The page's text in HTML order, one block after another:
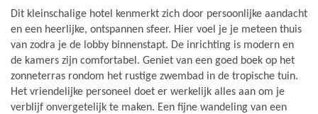
Dit kleinschalige hotel kenmerkt zich door persoonlijke aandacht
en een heerlijke, ontspannen sfeer. Hier voel je je meteen thuis
van zodra je de lobby binnenstapt. De inrichting is modern en
de kamers zijn comfortabel. Geniet van een goed boek op het
zonneterras rondom het rustige zwembad in de tropische tuin.
Het vriendelijke personeel doet er werkelijk alles aan om je
verblijf onvergetelijk te maken. Een fijne wandeling van een